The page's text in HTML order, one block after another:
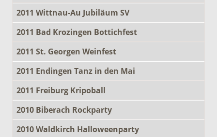
2011 Wittnau-Au Jubiläum SV
2011 Bad Krozingen Bottichfest
2011 St. Georgen Weinfest
2011 Endingen Tanz in den Mai
2011 Freiburg Kripoball
2010 Biberach Rockparty
2010 Waldkirch Halloweenparty